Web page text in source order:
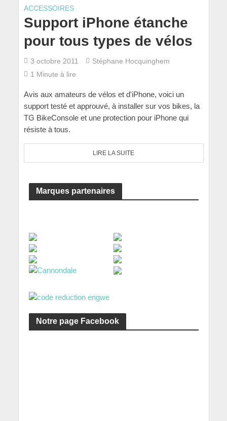
ACCESSOIRES
Support iPhone étanche
pour tous types de vélos
3 octobre 2011
Stéphane Hocquinghem
1 Minute à lire
Avis aux amateurs de vélos et d'iPhone, voici un
support testé et approuvé, à installer sur vos bikes, la
TG BikeConsole et une protection pour iPhone qui
résiste à tous.
LIRE LA SUITE
Marques partenaires
Notre page Facebook